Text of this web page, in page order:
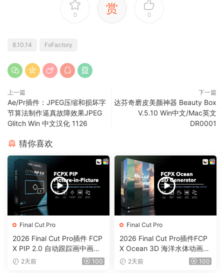
0 赏 0
8.10.14 FxFactory
上一篇
Ae/Pr插件：JPEG压缩和损坏字
节算法制作逼真故障效果JPEG
Glitch Win 中文汉化 1126
下一篇
达芬奇磨皮美颜神器 Beauty Box
V.5.10 Win中文/Mac英文
DR0001
猜你喜欢
Final Cut Pro
2026 Final Cut Pro插件 FCP
X PIP 2.0 自动跟踪画中画工
具0203
2天前 100
Final Cut Pro
2026 Final Cut Pro插件FCP
X Ocean 3D 海洋水体动画反
射颜色工具0202
2天前 100